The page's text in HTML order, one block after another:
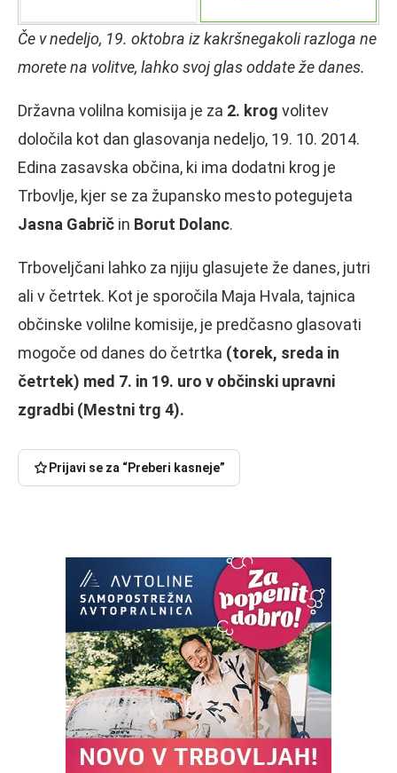
Če v nedeljo, 19. oktobra iz kakršnegakoli razloga ne
morete na volitve, lahko svoj glas oddate že danes.
Državna volilna komisija je za 2. krog volitev
določila kot dan glasovanja nedeljo, 19. 10. 2014.
Edina zasavska občina, ki ima dodatni krog je
Trbovlje, kjer se za župansko mesto potegujeta
Jasna Gabrič in Borut Dolanc.
Trboveljčani lahko za njiju glasujete že danes, jutri
ali v četrtek. Kot je sporočila Maja Hvala, tajnica
občinske volilne komisije, je predčasno glasovati
mogoče od danes do četrtka (torek, sreda in
četrtek) med 7. in 19. uro v občinski upravni
zgradbi (Mestni trg 4).
Prijavi se za “Preberi kasneje”